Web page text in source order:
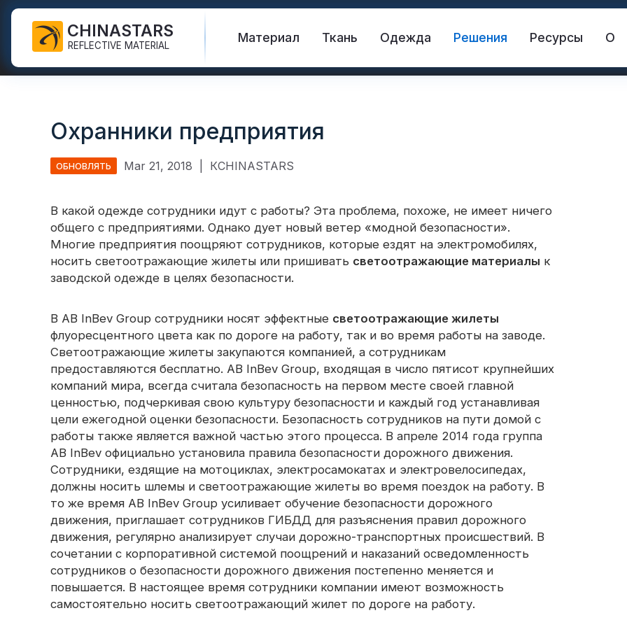
CHINASTARS
REFLECTIVE MATERIAL
Материал
для СИЗ
лента
FR
Теплопередающий винил и
логотип
Светоотражающая лента
окантовка
Светоотражающая пряжа
Призматическая лента
Светящийся в темноте
материал
Ткань
Радужная
Серебряная
светоотражающая ткань
Цветная светоотражающая
ткань
светоотражающая ткань
Перфорированная
светоотражающая ткань
Одежда
Привет Vis Куртки
Защитные штаны
Защитные рубашки и
толстовки
Защитные комбинезоны
Решения
вопросы
Блог
Ресурсы
Каталог
Международные
О
Quick Links: Светоотражающая ткань Спасательный жилет
Светоотражающий винил
Радужная светоотражающая ткань
Охранники предприятия
ОБНОВЛЯТЬ Mar 21, 2018 КCHINASTARS
В какой одежде сотрудники идут с работы? Эта проблема, похоже, не имеет ничего
общего с предприятиями. Однако дует новый ветер «модной безопасности».
Многие предприятия поощряют сотрудников, которые ездят на электромобилях,
носить светоотражающие жилеты или пришивать светоотражающие материалы к
заводской одежде в целях безопасности.
В AB InBev Group сотрудники носят эффектные светоотражающие жилеты
флуоресцентного цвета как по дороге на работу, так и во время работы на заводе.
Светоотражающие жилеты закупаются компанией, а сотрудникам
предоставляются бесплатно. AB InBev Group, входящая в число пятисот крупнейших
компаний мира, всегда считала безопасность на первом месте своей главной
ценностью, подчеркивая свою культуру безопасности и каждый год устанавливая
цели ежегодной оценки безопасности. Безопасность сотрудников на пути домой с
работы также является важной частью этого процесса. В апреле 2014 года группа
AB InBev официально установила правила безопасности дорожного движения.
Сотрудники, ездящие на мотоциклах, электросамокатах и ​​электровелосипедах,
должны носить шлемы и светоотражающие жилеты во время поездок на работу. В
то же время AB InBev Group усиливает обучение безопасности дорожного
движения, приглашает сотрудников ГИБДД для разъяснения правил дорожного
движения, регулярно анализирует случаи дорожно-транспортных происшествий. В
сочетании с корпоративной системой поощрений и наказаний осведомленность
сотрудников о безопасности дорожного движения постепенно меняется и
повышается. В настоящее время сотрудники компании имеют возможность
самостоятельно носить светоотражающий жилет по дороге на работу.